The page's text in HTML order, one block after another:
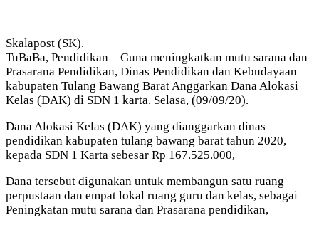
Skalapost (SK).
TuBaBa, Pendidikan – Guna meningkatkan mutu sarana dan
Prasarana Pendidikan, Dinas Pendidikan dan Kebudayaan
kabupaten Tulang Bawang Barat Anggarkan Dana Alokasi
Kelas (DAK) di SDN 1 karta. Selasa, (09/09/20).
Dana Alokasi Kelas (DAK) yang dianggarkan dinas
pendidikan kabupaten tulang bawang barat tahun 2020,
kepada SDN 1 Karta sebesar Rp 167.525.000,
Dana tersebut digunakan untuk membangun satu ruang
perpustaan dan empat lokal ruang guru dan kelas, sebagai
Peningkatan mutu sarana dan Prasarana pendidikan,